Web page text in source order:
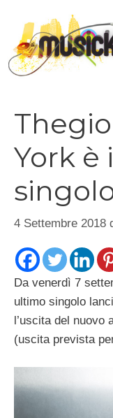
contenuto
York è
4 Settembre 2018
Da venerdì 7
ultimo singolo
l’uscita del nuovo
(uscita prevista